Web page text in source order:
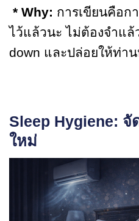
* Why: การเขียนคือก
ไว้แล้วนะ ไม่ต้องจำแล้
down และปล่อยให้ท่า
Sleep Hygiene: จั
ใหม่